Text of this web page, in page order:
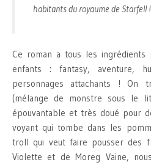
habitants du royaume de Starfell !
Ce roman a tous les
enfants : fantasy, aventure,
personnages attachants ! On
(mélange de monstre sous le
épouvantable et très doué pour
voyant qui tombe dans les
troll qui veut faire pousser des
Violette et de Moreg Vaine,